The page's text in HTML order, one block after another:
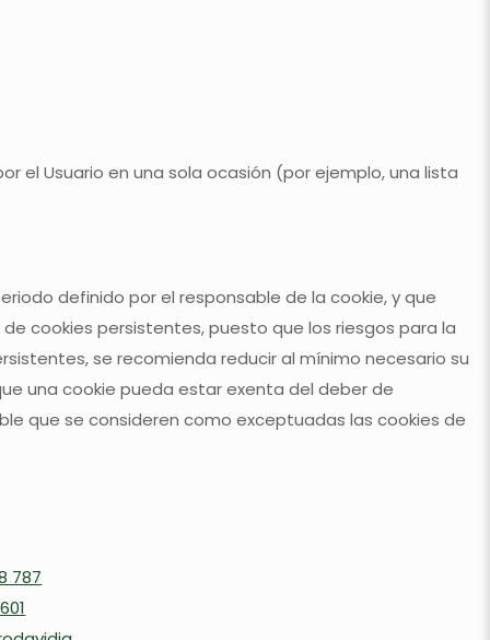
el Usuario en una sola ocasión (por ejemplo, una lista
definido por el responsable de la cookie, y que
cookies persistentes, puesto que los riesgos para la
se recomienda reducir al mínimo necesario su
una cookie pueda estar exenta del deber de
que se consideren como exceptuadas las cookies de
787